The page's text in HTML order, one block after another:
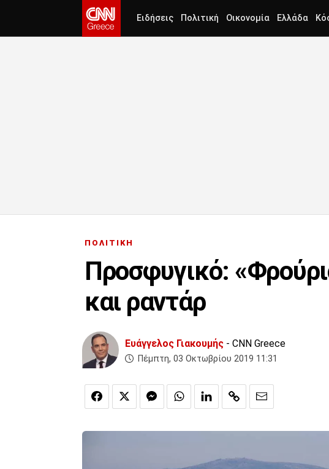
Ειδήσεις Πολιτική Οικονομία Ελλάδα
ΠΟΛΙΤΙΚΗ
Προσφυγικό:
και ραντάρ
Ευάγγελος Γιακουμής - CNN Greece
Πέμπτη, 03 Οκτωβρίου 2019 11:31